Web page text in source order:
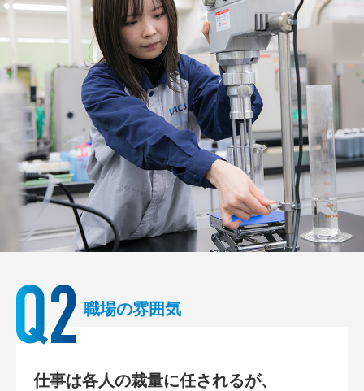
職場の雰囲気
仕事は各人の裁量に任されるが、